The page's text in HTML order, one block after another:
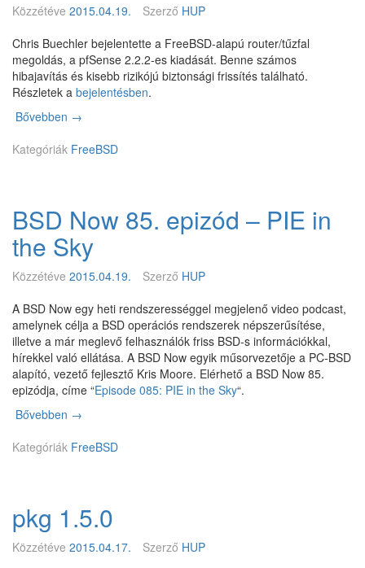
a
k
g
s
r
-
0
1
O
S
X
-
e
z
Közzétéve 2015.04.19. Szerző HUP
Chris Buechler bejelentette a FreeBSD-alapú router/tűzfal
megoldás, a pfSense 2.2.2-es kiadását. Benne számos
hibajavítás és kisebb rizikójú biztonsági frissítés található.
Részletek a bejelentésben.
Bővebben p
S
e
2
.
.
-
R
E
L
E
A
→
Kategóriák FreeBSD
BSD Now 85. epizód – PIE in
the Sky
Közzétéve 2015.04.19. Szerző HUP
A BSD Now egy heti rendszerességgel megjelenő video podcast,
amelynek célja a BSD operációs rendszerek népszerűsítése,
illetve a már meglevő felhasználók friss BSD-s információkkal,
hírekkel való ellátása. A BSD Now egyik műsorvezetője a PC-BSD
alapító, vezető fejlesztő Kris Moore. Elérhető a BSD Now 85.
epizódja, címe “Episode 085: PIE in the Sky“.
Bővebben B
D
5
.
→
Kategóriák FreeBSD
pkg 1.5.0
Közzétéve 2015.04.17. Szerző HUP